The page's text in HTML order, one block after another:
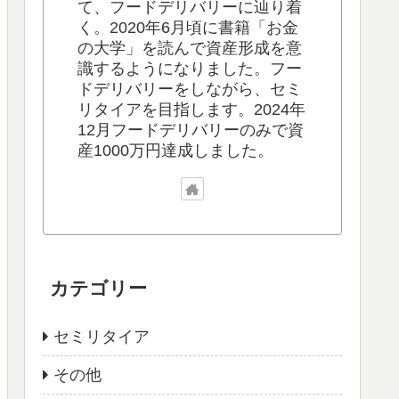
て、フードデリバリーに辿り着
く。2020年6月頃に書籍「お金
の大学」を読んで資産形成を意
識するようになりました。フー
ドデリバリーをしながら、セミ
リタイアを目指します。2024年
12月フードデリバリーのみで資
産1000万円達成しました。
カテゴリー
セミリタイア
その他